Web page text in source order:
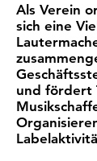
Als Verein
sich eine
und fördert